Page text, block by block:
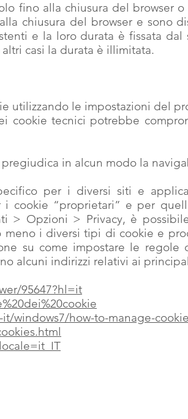
fino alla chiusura del browser o
chiusura del browser e sono
e la loro durata è fissata
casi la durata è illimitata.
utilizzando le impostazioni del
cookie tecnici potrebbe
in alcun modo la
per i diversi siti e
i cookie “proprietari” e per
> Opzioni > Privacy, è
i diversi tipi di cookie e
su come impostare le
alcuni indirizzi relativi ai
95647?hl=it
windows7/how-to-manage-